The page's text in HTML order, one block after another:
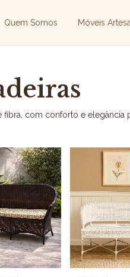
Quem Somos Móveis
com conforto e elegância